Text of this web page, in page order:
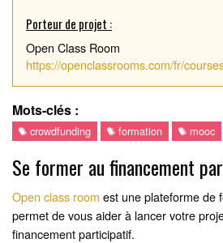
Porteur de projet :
Open Class Room
https://openclassrooms.com/fr/
Mots-clés :
crowdfunding formation mooc
Se former au financement
Open class room est une plateforme de
permet de vous aider à lancer votre
financement participatif.